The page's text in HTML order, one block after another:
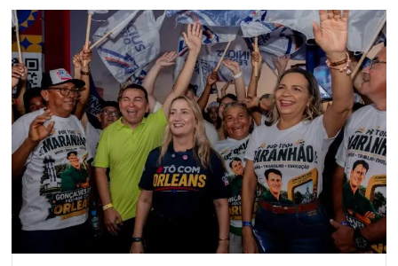
STF,
Octavio
Gallotti
morre
aos
95
anos